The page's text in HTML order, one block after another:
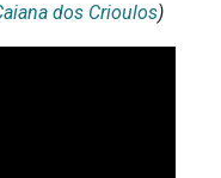
dos Crioulos)